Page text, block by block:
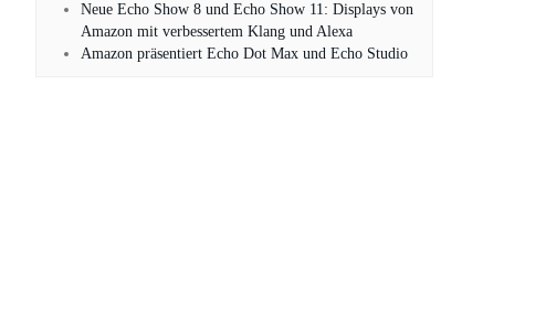
Neue Echo Show 8 und Echo Show 11: Displays von
Amazon mit verbessertem Klang und Alexa
Amazon präsentiert Echo Dot Max und Echo Studio